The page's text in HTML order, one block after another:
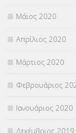
Μάιος 2020
Απρίλιος 2020
Μάρτιος 2020
Φεβρουάριος
Ιανουάριος 2020
Δεκέμβριος 2019